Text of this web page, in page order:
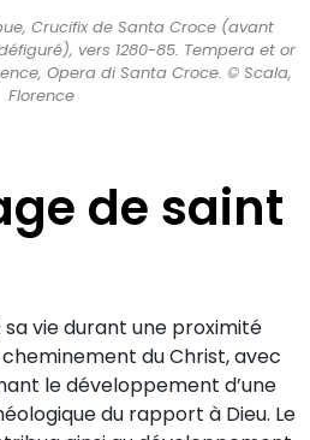
Crucifix de Santa Croce (avant
vers 1280-85. Tempera et or
Opera di Santa Croce. © Scala,
Florence
de saint
vie durant une proximité
du Christ, avec
le développement d’une
du rapport à Dieu. Le